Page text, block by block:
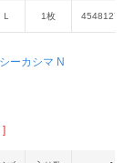
1枚
ーカシマ N